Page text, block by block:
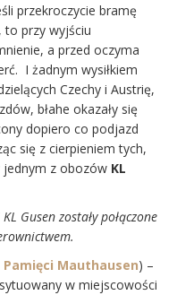
przekroczycie bramę
to przy wyjściu
a przed oczyma
I żadnym wysiłkiem
Czechy i Austrię,
błahe okazały się
dopiero co podjazd
się z cierpieniem tych,
jednym z obozów KL
Gusen zostały połączone
Pamięci Mauthausen) –
w miejscowości